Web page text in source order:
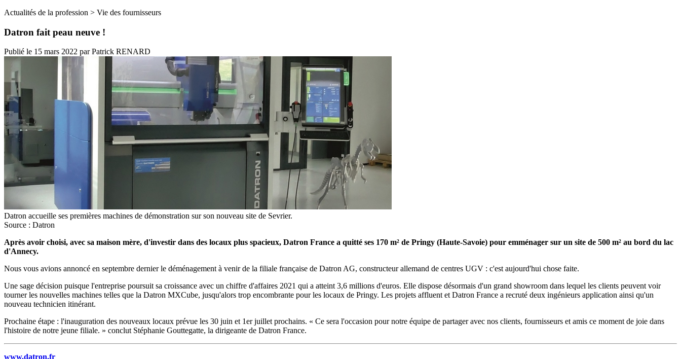
Actualités de la profession > Vie des fournisseurs
Datron fait peau neuve !
Publié le 15 mars 2022 parPatrick RENARD
Datron accueille ses premières machines de démonstration sur son nouveau site de Sevrier.
Source : Datron
Après avoir choisi, avec sa maison mère, d'investir dans des locaux plus spacieux, Datron France a quitté ses 170 m² de Pringy (Haute-Savoie) pour emménager sur un site de 500 m² au bord du lac
d'Annecy.
Nous vous avions annoncé en septembre dernier le déménagement à venir de la filiale française de Datron AG, constructeur allemand de centres UGV : c'est aujourd'hui chose faite.
Une sage décision puisque l'entreprise poursuit sa croissance avec un chiffre d'affaires 2021 qui a atteint 3,6 millions d'euros. Elle dispose désormais d'un grand showroom dans lequel les clients peuvent voir
tourner les nouvelles machines telles que la Datron MXCube, jusqu'alors trop encombrante pour les locaux de Pringy. Les projets affluent et Datron France a recruté deux ingénieurs application ainsi qu'un
nouveau technicien itinérant.
Prochaine étape : l'inauguration des nouveaux locaux prévue les 30 juin et 1er juillet prochains. « Ce sera l'occasion pour notre équipe de partager avec nos clients, fournisseurs et amis ce moment de joie dans
l'histoire de notre jeune filiale. » conclut Stéphanie Gouttegatte, la dirigeante de Datron France.
www.datron.fr